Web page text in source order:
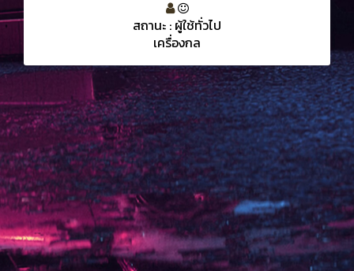
สถานะ : ผู้ใช้ทั่วไป
เครื่องกล